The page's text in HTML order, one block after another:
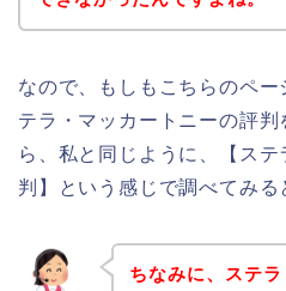
なので、もしもこちらのペー
テラ・マッカートニーの評
ら、私と同じように、【ス
判】という感じで調べてみる
ちなみに、ステ